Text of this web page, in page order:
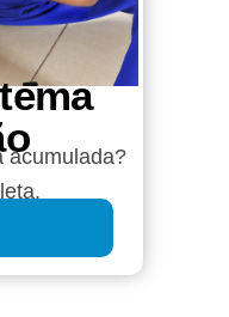
acumulada?